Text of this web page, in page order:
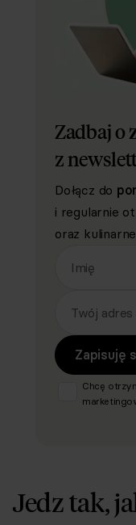
Zadbaj o
z
Dołącz do
i regularnie
oraz
Imię
Twój
Zapisuję
Chcę
Wrzosek
Jedz tak,